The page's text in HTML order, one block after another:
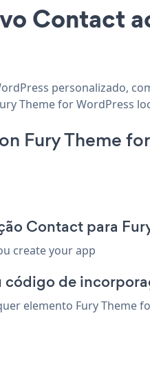
Contact
personalizado,
Theme for WordPress
Fury Theme
Contact para
create your app
de
elemento Fury Theme